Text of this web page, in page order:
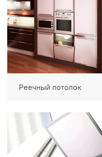
Реечный потолок